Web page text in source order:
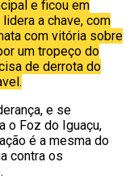
e ficou em
a chave, com
com vitória sobre
um tropeço do
de derrota do
e se
o Foz do Iguaçu,
é a mesma do
contra os